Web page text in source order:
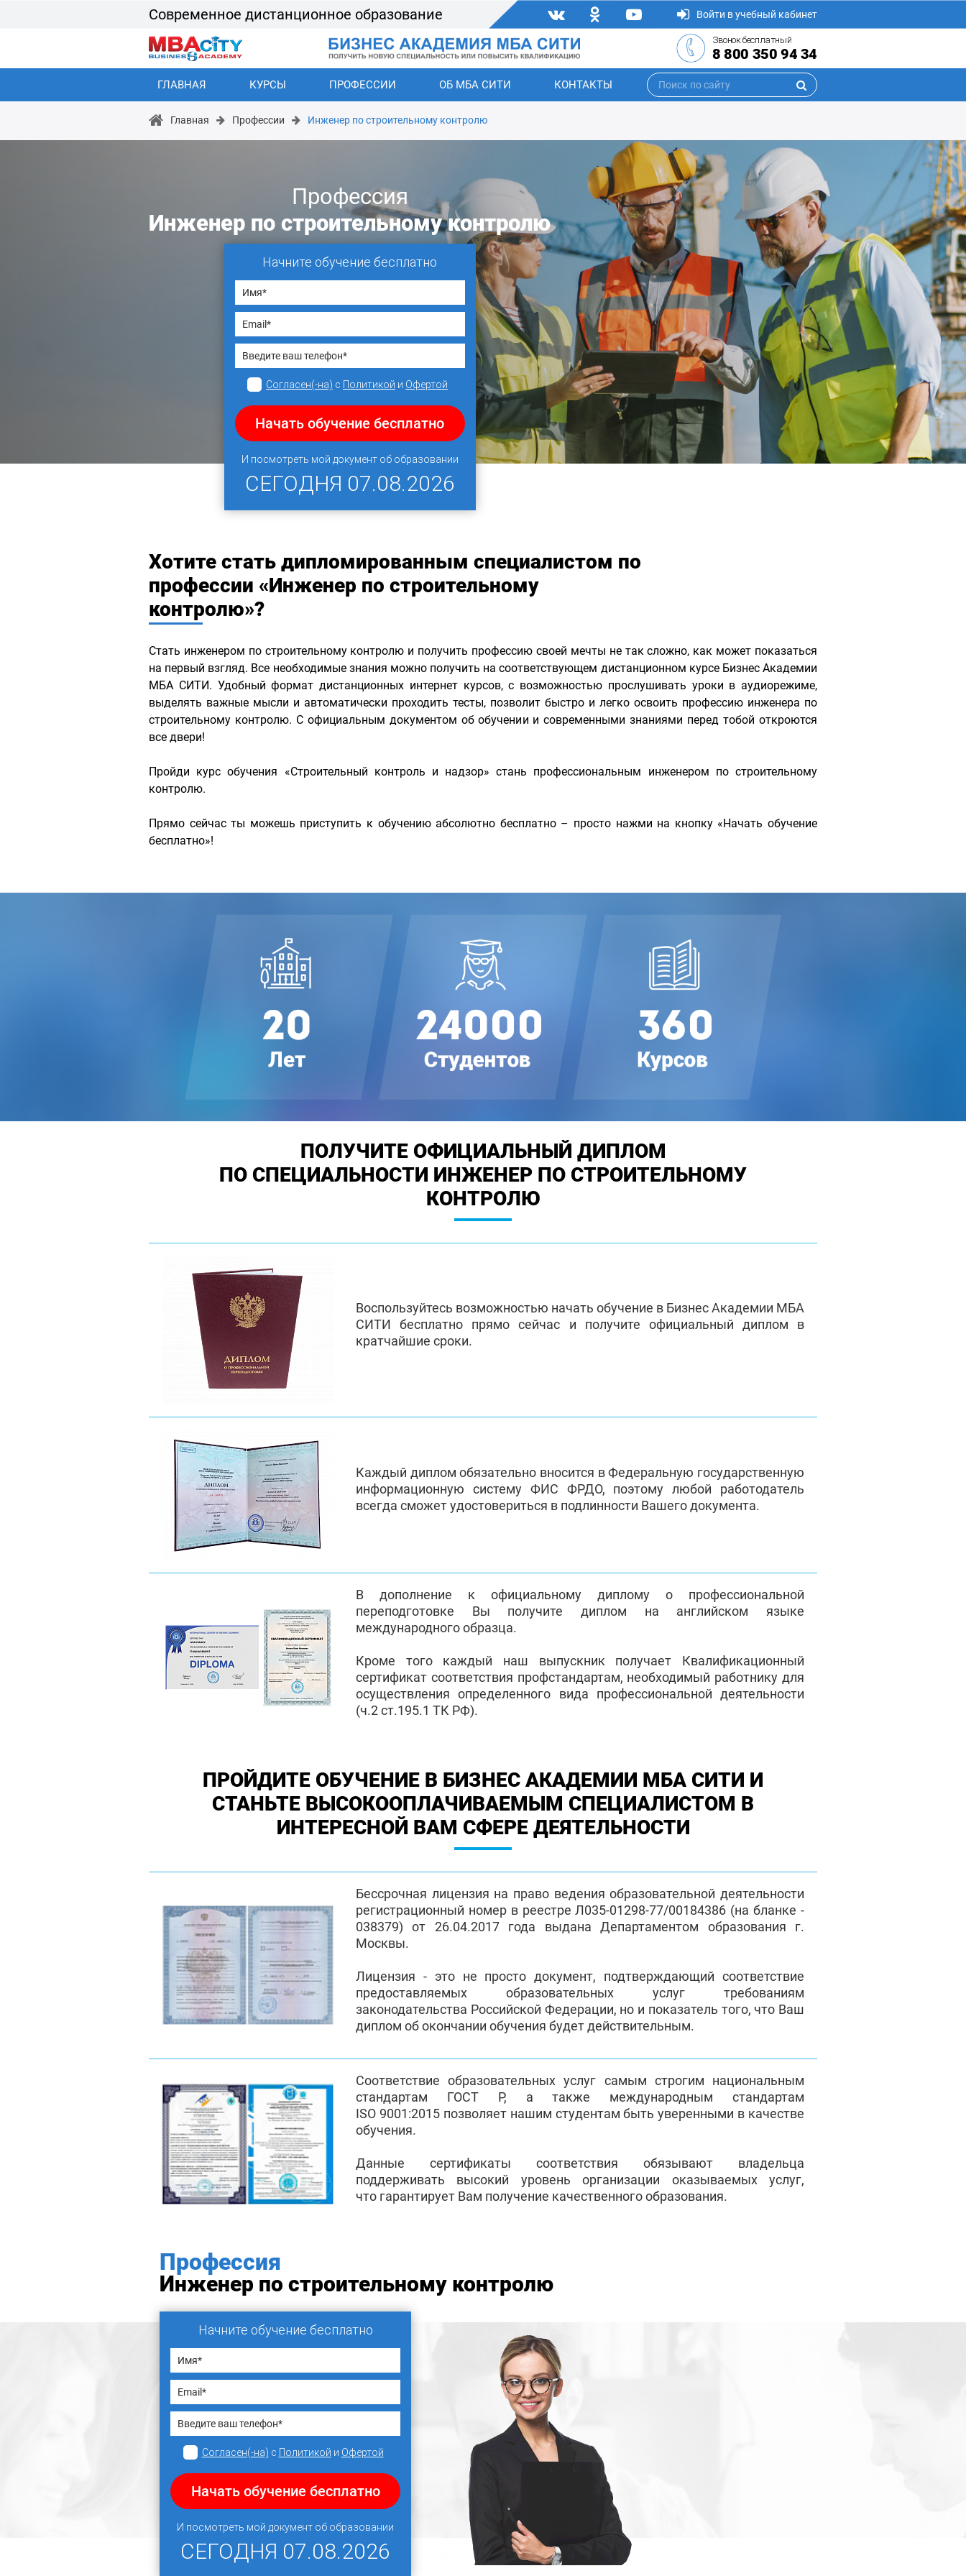
Современное дистанционное образование Войти в учебный кабинет
Звонок бесплатный
8 800 350 94 34
ГЛАВНАЯ КУРСЫ ПРОФЕССИИ ОБ МБА СИТИ КОНТАКТЫ
Главная Профессии Инженер по строительному контролю
Профессия
Инженер по строительному контролю
Начните обучение бесплатно
Согласен(-на) с Политикой и Офертой
Начать обучение бесплатно
И посмотреть мой документ об образовании
СЕГОДНЯ 07.08.2026
Хотите стать дипломированным специалистом по
профессии «Инженер по строительному
контролю»?
Стать инженером по строительному контролю и получить профессию своей мечты не так сложно, как может показаться
на первый взгляд. Все необходимые знания можно получить на соответствующем дистанционном курсе Бизнес Академии
МБА СИТИ. Удобный формат дистанционных интернет курсов, с возможностью прослушивать уроки в аудиорежиме,
выделять важные мысли и автоматически проходить тесты, позволит быстро и легко освоить профессию инженера по
строительному контролю. С официальным документом об обучении и современными знаниями перед тобой откроются
все двери!
Пройди курс обучения «Строительный контроль и надзор» стань профессиональным инженером по строительному
контролю.
Прямо сейчас ты можешь приступить к обучению абсолютно бесплатно – просто нажми на кнопку «Начать обучение
бесплатно»!
ПОЛУЧИТЕ ОФИЦИАЛЬНЫЙ ДИПЛОМ
ПО СПЕЦИАЛЬНОСТИ ИНЖЕНЕР ПО СТРОИТЕЛЬНОМУ
КОНТРОЛЮ
Воспользуйтесь возможностью начать обучение в Бизнес Академии МБА
СИТИ бесплатно прямо сейчас и получите официальный диплом в
кратчайшие сроки.
Каждый диплом обязательно вносится в Федеральную государственную
информационную систему ФИС ФРДО, поэтому любой работодатель
всегда сможет удостовериться в подлинности Вашего документа.
В дополнение к официальному диплому о профессиональной
переподготовке Вы получите диплом на английском языке
международного образца.
Кроме того каждый наш выпускник получает Квалификационный
сертификат соответствия профстандартам, необходимый работнику для
осуществления определенного вида профессиональной деятельности
(ч.2 ст.195.1 ТК РФ).
ПРОЙДИТЕ ОБУЧЕНИЕ В БИЗНЕС АКАДЕМИИ МБА СИТИ И
СТАНЬТЕ ВЫСОКООПЛАЧИВАЕМЫМ СПЕЦИАЛИСТОМ В
ИНТЕРЕСНОЙ ВАМ СФЕРЕ ДЕЯТЕЛЬНОСТИ
Бессрочная лицензия на право ведения образовательной деятельности
регистрационный номер в реестре Л035-01298-77/00184386 (на бланке -
038379) от 26.04.2017 года выдана Департаментом образования г.
Москвы.
Лицензия - это не просто документ, подтверждающий соответствие
предоставляемых образовательных услуг требованиям
законодательства Российской Федерации, но и показатель того, что Ваш
диплом об окончании обучения будет действительным.
Соответствие образовательных услуг самым строгим национальным
стандартам ГОСТ Р, а также международным стандартам
ISO 9001:2015 позволяет нашим студентам быть уверенными в качестве
обучения.
Данные сертификаты соответствия обязывают владельца
поддерживать высокий уровень организации оказываемых услуг,
что гарантирует Вам получение качественного образования.
Профессия
Инженер по строительному контролю
Начните обучение бесплатно
Согласен(-на) с Политикой и Офертой
Начать обучение бесплатно
И посмотреть мой документ об образовании
СЕГОДНЯ 07.08.2026